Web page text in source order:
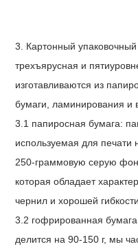
3. Картонный
трехъярусная и
изготавливаются из
бумаги, ламинирования и
3.1 папиросная бумага:
используемая для печати
250-граммовую серую
которая обладает
чернил и хорошей гибкости.
3.2 гофрированная
делится на 90-150 г, мы